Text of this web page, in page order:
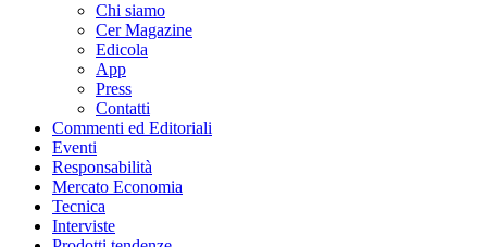
Chi siamo
Cer Magazine
Edicola
App
Press
Contatti
Commenti ed Editoriali
Eventi
Responsabilità
Mercato Economia
Tecnica
Interviste